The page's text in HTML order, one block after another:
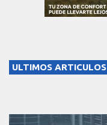
ULTIMOS ARTICULOS